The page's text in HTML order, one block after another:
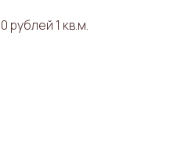
1 кв.м.